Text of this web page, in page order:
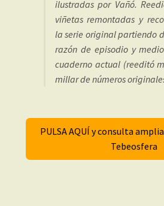
ilustradas por Vañó.
viñetas remontadas y
la serie original partiendo
razón de episodio y
cuaderno actual (reeditó
millar de números
PULSA AQUÍ y consulta
Tebeosfera